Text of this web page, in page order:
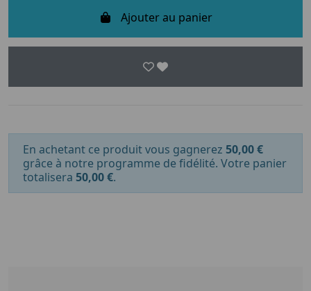
Ajouter au panier
En achetant ce produit vous gagnerez 50,00 €
grâce à notre programme de fidélité. Votre panier
totalisera 50,00 €.